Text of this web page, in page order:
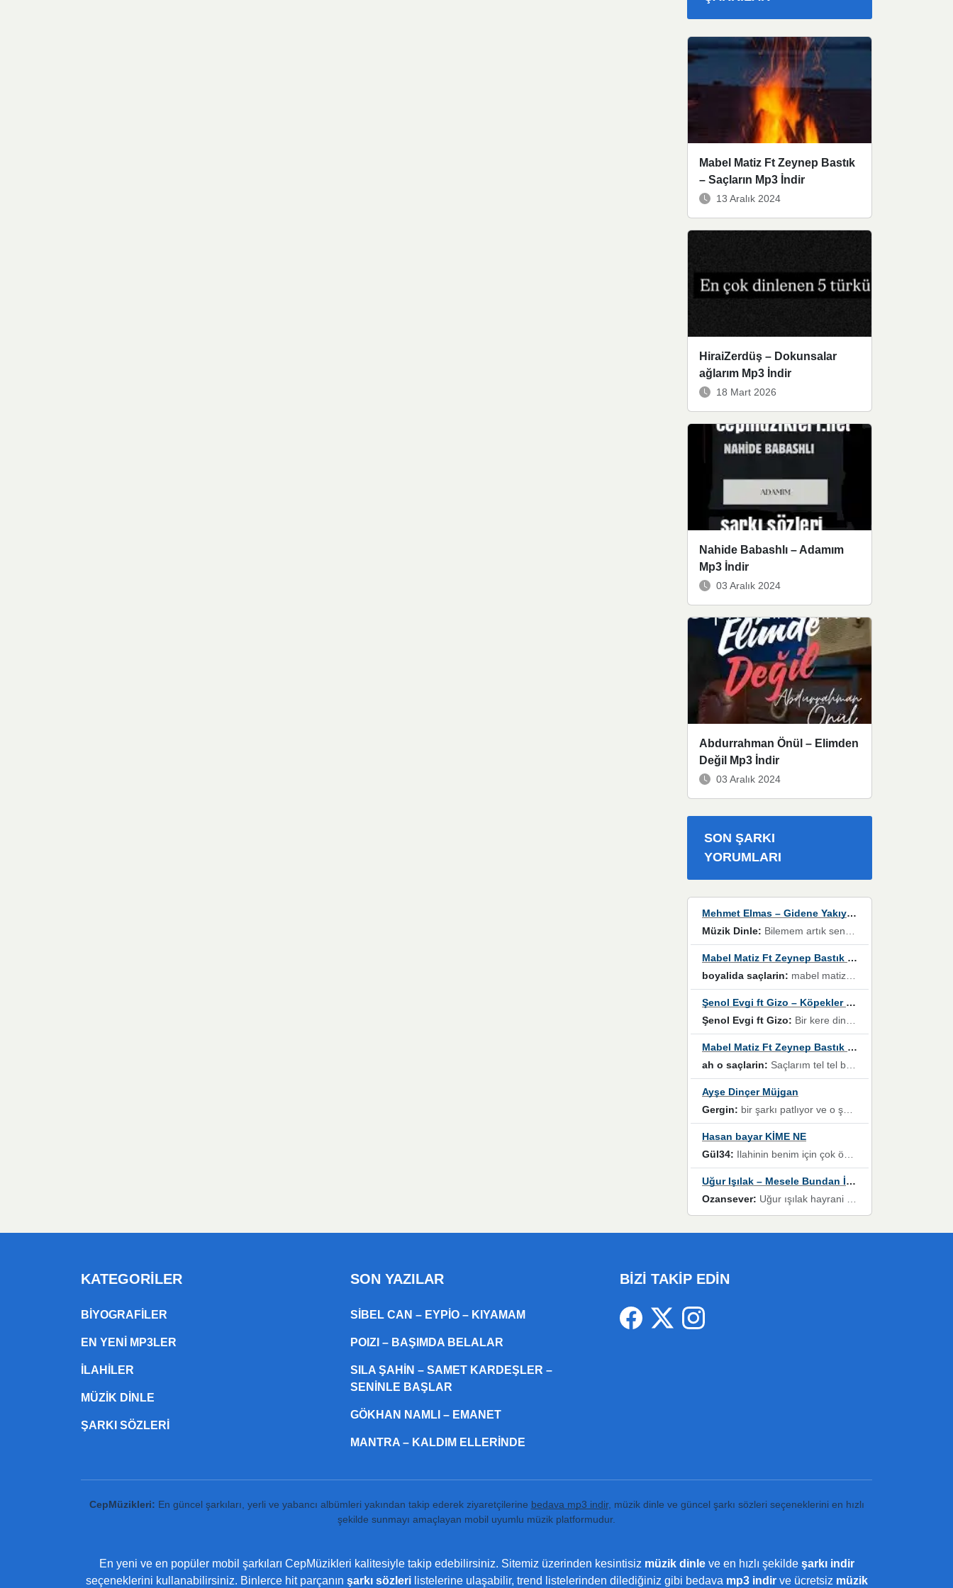
Mabel Matiz Ft Zeynep Bastık
– Saçların Mp3 İndir
13 Aralık 2024
HiraiZerdüş – Dokunsalar
ağlarım Mp3 İndir
18 Mart 2026
Nahide Babashlı – Adamım
Mp3 İndir
03 Aralık 2024
Abdurrahman Önül – Elimden
Değil Mp3 İndir
03 Aralık 2024
SON ŞARKI
YORUMLARI
Mehmet Elmas – Gidene Yakıyorum
Müzik Dinle: Bilemem artık senden bir şans daha / Düştüğün zaman ben olmayacağım yanında” dizeleri, artık geçmişin tekrarına izin verilmeyeceğini, kişisel sınırların çizildiğini gösteriyor.
Mabel Matiz Ft Zeynep Bastık – Saçların
boyalida saçlarin: mabel matiz'in maya albümünde yer alan güzellerden. parça da şarkı hani! müzikal altyapısına vurulduğum, sözlerinde kaybolduğum bir parça olmuş.
Şenol Evgi ft Gizo – Köpekler Tanımadıklarına havlar
Şenol Evgi ft Gizo: Bir kere dinlememe rağmen kulaklardan gitmiyor sen sen sen sen kurban ol sen sen sen sen hayran ol yükses ses müzik dinleme sebebisiniz canlar bomba gibi patladınız maşallah
Mabel Matiz Ft Zeynep Bastık – Saçların
ah o saçlarin: Saçlarım tel tel beyazlıyor beyazlagına degil yanımda sen yoksun ona üzülüyorum günler bir bir geçiyor geçen günlere değil sensiz geçen günlere darılıyorum,Dinledikce asla kavusamayacagim ama asla unutamicagim sevdiğim adam için yanar içim
Ayşe Dinçer Müjgan
Gergin: bir şarkı patlıyor ve o şarkıyı millet her paylaşımın altına koyuyor ve öyle bir durum hal alıyor ki şarkıyı dinlemeden şarkıdan bikıyorsun Ama bu enteresan bir şekilde dillere dolanıyor millet olarak seviyoruz dertlerle boğuşurken bir yandan da göbek atmayi))) diyeceklerim bu kadar güzel hoş bir sayfa emeğinize sağlık arkadaşlar kolay gelsin
Hasan bayar KİME NE
Gül34: Ilahinin benim için çok özel bir yeri var İlk çıktığında komşum ne kadar yüksek sesle dinliyorsa orada duymuştum ve YouTube'dan aratıp Bu ilahiyi bulmuştum ve sonra müdavimi oldum günlük Ben de 3-5 kere dinleyip ezberleyip artık ilahiye bende eşlik ediyorum yüksek sesle Allah razı olsun hizmet nimettir Rabbim sizin zahmetlerinize de hayırlı nimetler versin Selam ve dua ile Allah'a emanet olun
Uğur Işılak – Mesele Bundan İbaret
Ozansever: Uğur ışılak hayrani olarak eski yeni tüm eserlerini keyifle huzurla dinleyenlerden birisiyim, emeğine saygı duyan gönül veren bunu en güzel şekilde sevenlerine ulaştıran siz değerli sayfa yöneticilerine de teşekkür ederim
KATEGORILER
BIYOGRAFILER
EN YENI MP3LER
ILAHILER
MÜZIK DINLE
ŞARKI SÖZLERI
SON YAZILAR
SIBEL CAN – EYPIO – KIYAMAM
POIZI – BAŞIMDA BELALAR
SILA ŞAHIN – SAMET KARDEŞLER –
SENINLE BAŞLAR
GÖKHAN NAMLI – EMANET
MANTRA – KALDIM ELLERINDE
BİZİ TAKİP EDİN
CepMüzikleri: En güncel şarkıları, yerli ve yabancı albümleri yakından takip ederek ziyaretçilerine bedava mp3 indir, müzik dinle ve güncel şarkı sözleri seçeneklerini en hızlı
şekilde sunmayı amaçlayan mobil uyumlu müzik platformudur.
En yeni ve en popüler mobil şarkıları CepMüzikleri kalitesiyle takip edebilirsiniz. Sitemiz üzerinden kesintisiz müzik dinleve en hızlı şekilde şarkı indir
seçeneklerini kullanabilirsiniz. Binlerce hit parçanın şarkı sözlerilistelerine ulaşabilir, trend listelerinden dilediğiniz gibi bedava mp3 indirve ücretsiz müzik